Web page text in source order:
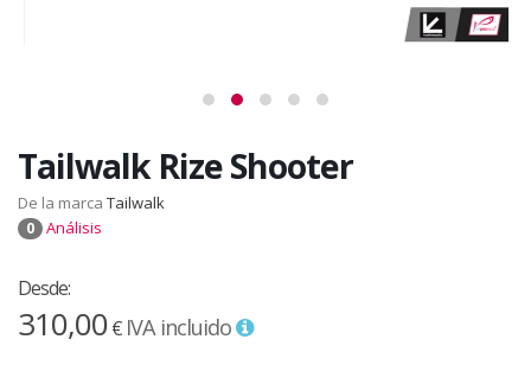
Tailwalk Rize Shooter
De la marca Tailwalk
0 Análisis
Desde:
310,00€ IVA incluido